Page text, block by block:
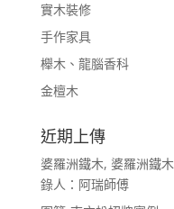
實木裝修
手作家具
櫸木、龍腦香科
金檀木
近期上傳
婆羅洲鐵木, 婆羅洲鐵
錄人：阿瑞師傅